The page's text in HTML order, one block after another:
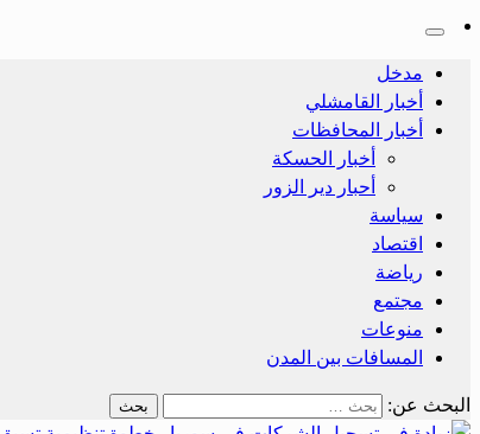
مدخل
أخبار القامشلي
أخبار المحافظات
أخبار الحسكة
أحبار دير الزور
سياسة
اقتصاد
رياضة
مجتمع
منوعات
المسافات بين المدن
البحث عن: